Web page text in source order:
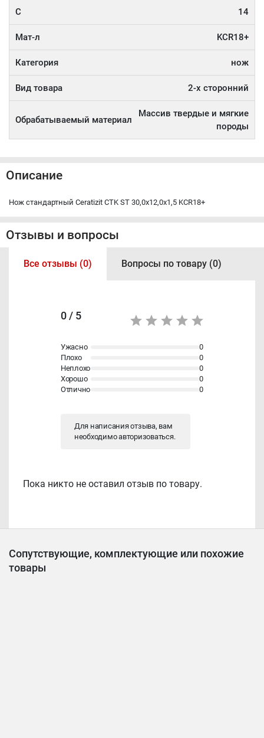
C 14
Мат-л KCR18+
Категория нож
Вид товара 2-х сторонний
Обрабатываемый материал
Массив твердые и мягкие
породы
Описание
Нож стандартный Ceratizit CTK ST 30,0x12,0x1,5 KCR18+
Отзывы и вопросы
Все отзывы (0) Вопросы по товару (0)
Пока никто не оставил отзыв по товару.
0 / 5
Ужасно
0
Плохо
0
Неплохо
0
Хорошо
0
Отлично
0
Для написания отзыва, вам
необходимоавторизоваться.
Сопутствующие, комплектующие или похожие
товары